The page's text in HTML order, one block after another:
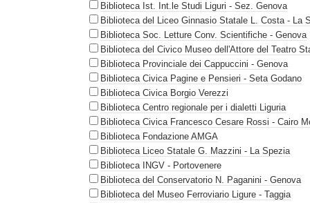
Biblioteca Ist. Int.le Studi Liguri - Sez. Genova
Biblioteca del Liceo Ginnasio Statale L. Costa - La
Biblioteca Soc. Letture Conv. Scientifiche - Genova
Biblioteca del Civico Museo dell'Attore del Teatro
Biblioteca Provinciale dei Cappuccini - Genova
Biblioteca Civica Pagine e Pensieri - Seta Godano
Biblioteca Civica Borgio Verezzi
Biblioteca Centro regionale per i dialetti Liguria
Biblioteca Civica Francesco Cesare Rossi - Cairo
Biblioteca Fondazione AMGA
Biblioteca Liceo Statale G. Mazzini - La Spezia
Biblioteca INGV - Portovenere
Biblioteca del Conservatorio N. Paganini - Genova
Biblioteca del Museo Ferroviario Ligure - Taggia